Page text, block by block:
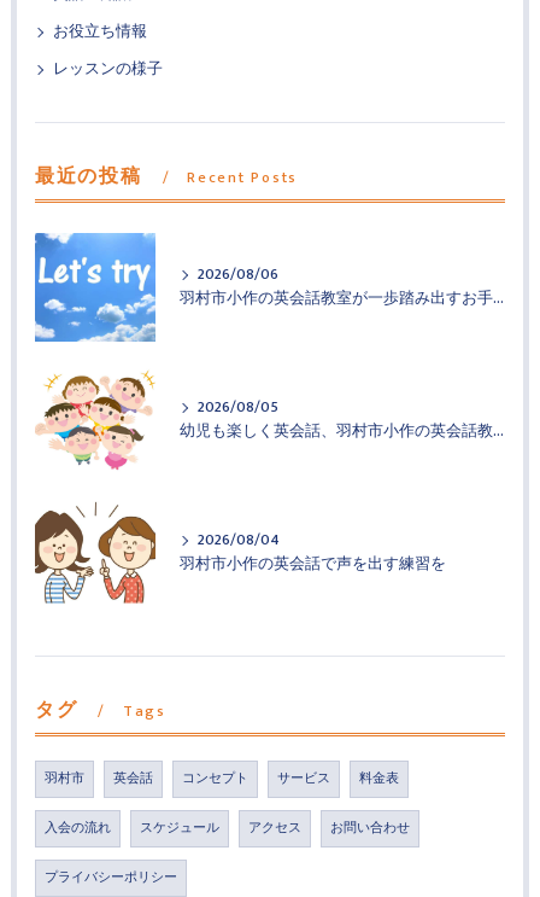
お役立ち情報
レッスンの様子
最近の投稿 Recent Posts
2026/08/06
羽村市小作の英会話教室が一歩踏み出すお手伝い
2026/08/05
幼児も楽しく英会話、羽村市小作の英会話教室
2026/08/04
羽村市小作の英会話で声を出す練習を
タグ Tags
羽村市 英会話 コンセプト サービス 料金表
入会の流れ スケジュール アクセス お問い合わせ
プライバシーポリシー